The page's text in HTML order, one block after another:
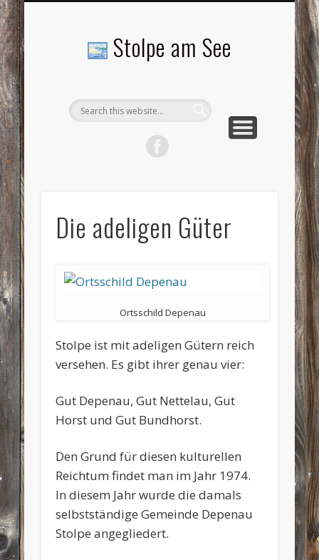
Stolpe am See
Die adeligen Güter
Ortsschild Depenau
Stolpe ist mit adeligen Gütern reich
versehen. Es gibt ihrer genau vier:
Gut Depenau, Gut Nettelau, Gut
Horst und Gut Bundhorst.
Den Grund für diesen kulturellen
Reichtum findet man im Jahr 1974.
In diesem Jahr wurde die damals
selbstständige Gemeinde Depenau
Stolpe angegliedert.